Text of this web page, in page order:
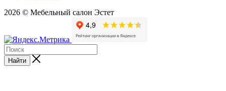
2026 © Мебельный салон Эстет
Найти